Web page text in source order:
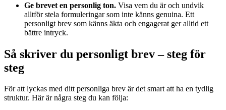
Ge brevet en personlig ton. Visa vem du är och undvik
alltför stela formuleringar som inte känns genuina. Ett
personligt brev som känns äkta och engagerat ger alltid ett
bättre intryck.
Så skriver du personligt brev – steg för
steg
För att lyckas med ditt personliga brev är det smart att ha en tydlig
struktur. Här är några steg du kan följa: